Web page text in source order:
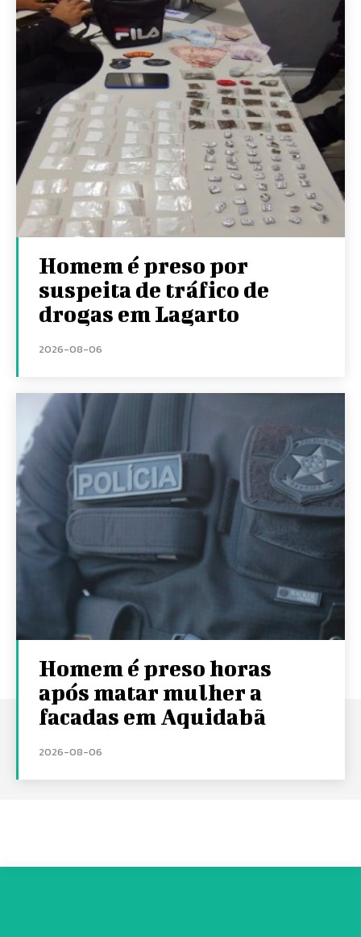
Homem é preso por
suspeita de tráfico de
drogas em Lagarto
2026-08-06
Homem é preso horas
após matar mulher a
facadas em Aquidabã
2026-08-06